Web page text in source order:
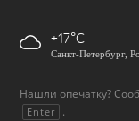
+17
Санкт-Петербург,
Нашли опечатку?
Enter .